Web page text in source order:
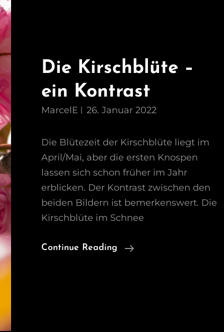
Die Kirschblüte –
ein Kontrast
MarcelE 26. Januar 2022
Die Blütezeit der Kirschblüte liegt im
April/Mai, aber die ersten Knospen
lassen sich schon früher im Jahr
erblicken. Der Kontrast zwischen den
beiden Bildern ist bemerkenswert. Die
Kirschblüte im Schnee
Continue Reading
Die